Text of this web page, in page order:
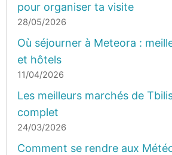
pour organiser ta visite
28/05/2026
Où séjourner à Meteora :
et hôtels
11/04/2026
Les meilleurs marchés de
complet
24/03/2026
Comment se rendre aux